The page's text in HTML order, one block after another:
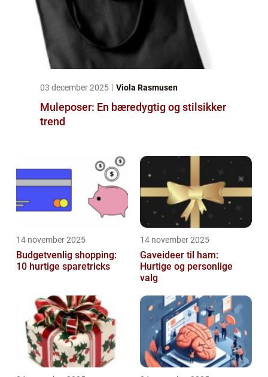
03 december 2025 Viola Rasmusen
Muleposer: En bæredygtig og stilsikker
trend
14 november 2025
Budgetvenlig shopping:
10 hurtige sparetricks
14 november 2025
Gaveideer til ham:
Hurtige og personlige
valg